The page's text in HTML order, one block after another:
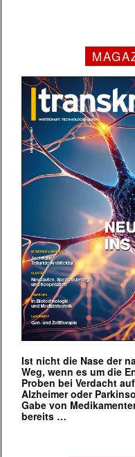
Ist nicht die Nase der
Weg, wenn es um die
Proben bei Verdacht
Alzheimer oder
Gabe von
bereits …